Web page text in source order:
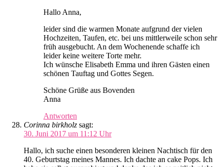
Hallo Anna,
leider sind die warmen Monate aufgrund der vielen
Hochzeiten, Taufen, etc. bei uns mittlerweile schon sehr
früh ausgebucht. An dem Wochenende schaffe ich
leider keine weitere Torte mehr.
Ich wünsche Elisabeth Emma und ihren Gästen einen
schönen Tauftag und Gottes Segen.
Schöne Grüße aus Bovenden
Anna
Antworten
Corinna birkholz sagt:
30. Juni 2017 um 11:12 Uhr
Hallo, ich suche einen besonderen kleinen Nachtisch für den
40. Geburtstag meines Mannes. Ich dachte an cake Pops. Ich